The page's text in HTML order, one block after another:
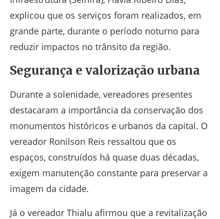
explicou que os serviços foram realizados, em
grande parte, durante o período noturno para
reduzir impactos no trânsito da região.
Segurança e valorização urbana
Durante a solenidade, vereadores presentes
destacaram a importância da conservação dos
monumentos históricos e urbanos da capital. O
vereador Ronilson Reis ressaltou que os
espaços, construídos há quase duas décadas,
exigem manutenção constante para preservar a
imagem da cidade.
Já o vereador Thialu afirmou que a revitalização